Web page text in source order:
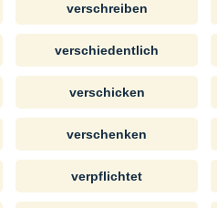
verschreiben
verschiedentlich
verschicken
verschenken
verpflichtet